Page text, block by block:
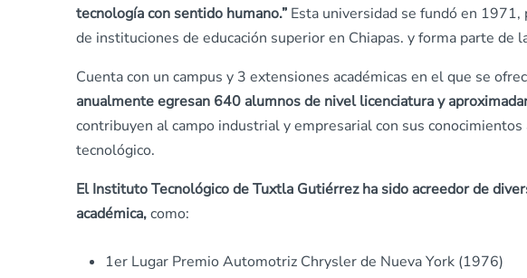
tecnología con sentido humano.” Esta universidad se fundó en
de instituciones de educación superior en Chiapas. y forma parte de
Cuenta con un campus y 3 extensiones académicas en el que se
anualmente egresan 640 alumnos de nivel licenciatura y
contribuyen al campo industrial y empresarial con sus
tecnológico.
El Instituto Tecnológico de Tuxtla Gutiérrez ha sido acreedor de
académica,como:
1er Lugar Premio Automotriz Chrysler de Nueva York (1976)